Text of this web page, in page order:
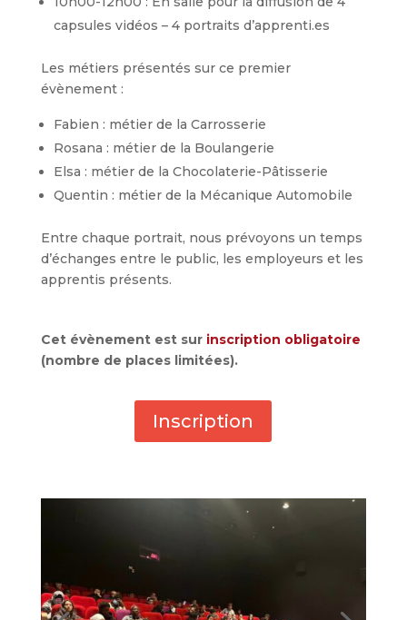
capsules vidéos – 4 portraits d’apprenti.es
Les métiers présentés sur ce premier
évènement :
Fabien : métier de la Carrosserie
Rosana : métier de la Boulangerie
Elsa : métier de la Chocolaterie-Pâtisserie
Quentin : métier de la Mécanique Automobile
Entre chaque portrait, nous prévoyons un temps
d’échanges entre le public, les employeurs et les
apprentis présents.
Cet évènement est sur inscription obligatoire
(nombre de places limitées).
Inscription